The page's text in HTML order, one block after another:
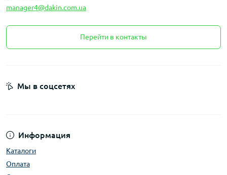
manager4@dakin.com.ua
Перейти в контакты
Информация
Каталоги
Оплата
Мы в соцсетях